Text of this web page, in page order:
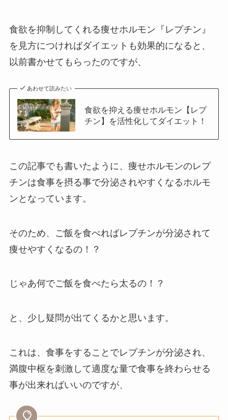
食欲を抑制してくれる痩せホルモン『レプチン』
を見方につければダイエットも効果的になると、
以前書かせてもらったのですが、
あわせて読みたい
食欲を抑える痩せホルモン【レプ
チン】を活性化してダイエット！
この記事でも書いたように、痩せホルモンのレプ
チンは食事を摂る事で分泌されやすくなるホルモ
ンとなっています。
そのため、ご飯を食べればレプチンが分泌されて
痩せやすくなるの！？
じゃあ何でご飯を食べたら太るの！？
と、少し疑問が出てくるかと思います。
これは、食事をすることでレプチンが分泌され、
満腹中枢を刺激して適度な量で食事を終わらせる
事が出来ればいいのですが、